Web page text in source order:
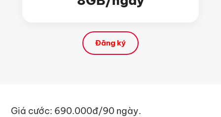
Đăng ký
Giá cước: 690.000đ/90 ngày.